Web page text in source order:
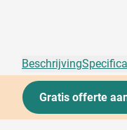
Beschrijving
Gratis offerte